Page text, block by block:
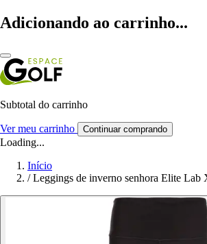
Adicionando ao carrinho...
Subtotal do carrinho
Ver meu carrinho Continuar comprando
Loading...
Início
/ Leggings de inverno senhora Elite Lab